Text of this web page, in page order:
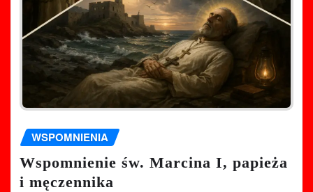
WSPOMNIENIA
Wspomnienie św. Marcina I, papieża
i męczennika